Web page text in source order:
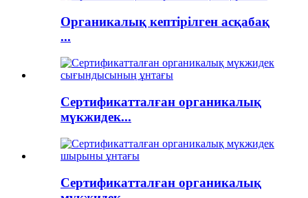
Органикалық кептірілген асқабақ
...
Сертификатталған органикалық
мүкжидек...
Сертификатталған органикалық